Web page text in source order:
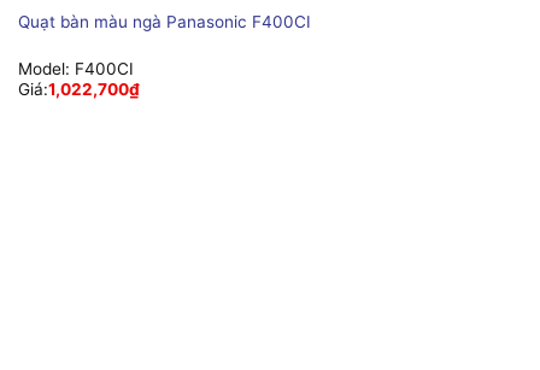
Quạt bàn màu ngà Panasonic F400CI
Model: F400CI
Giá:1,022,700₫